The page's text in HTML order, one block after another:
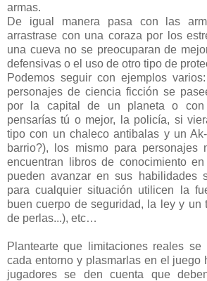
armas.
De igual manera pasa con las
arrastrase con una coraza por los
una cueva no se preocuparan de
defensivas o el uso de otro tipo de
Podemos seguir con ejemplos
personajes de ciencia ficción se
por la capital de un planeta o
pensarías tú o mejor, la policía, si
tipo con un chaleco antibalas y un
barrio?), los mismo para personajes
encuentran libros de conocimiento
pueden avanzar en sus habilidades
para cualquier situación utilicen la
buen cuerpo de seguridad, la ley y un
de perlas...), etc…
Plantearte que limitaciones reales se
cada entorno y plasmarlas en el juego
jugadores se den cuenta que